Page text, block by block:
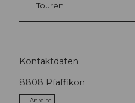
Touren
Kontaktdaten
8808 Pfäffikon
Anreise